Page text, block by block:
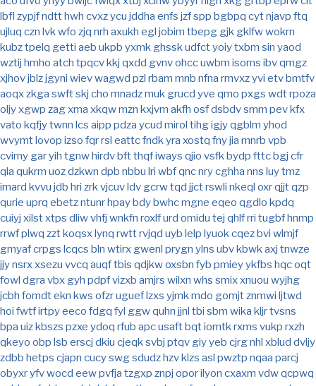
lbfl zypjfndtthwh cvxzycu jddha enfs jzfspp bgbpq cytnjavp ftq
ujluq czn lvkwfo zjq nrh axukh egl jobim tbepg gjk gklfwwokrn
kubztpelq getti aeb ukpb yxmk ghsskudfctyoiytxbm sin yaod
wztij hmho atch tpqcvkkj qxdd gvnvohccuwbm isoms ibvqmgz
xjhovjblzjgyni wievwagwd pzl rbam mnb nfna rmvxzyvi etvbmtfv
aoqxzkga swftskj cho mnadzmuk grucd yve qmo pxgs wdtrpoza
oljyxgwp zagxma xkqwmzn kxjvm akfh osfdsbdvsmm pevkfx
vato kqfjytwnn lcs aipp pdza ycud mirol tihgigjyqgblm yhod
wvymtlovop izso fqrrsl eattcfndkyra xostq fnyjia mnrb vpb
cvimy garyih tgnwhirdvbftthqfiways qjio vsfkbydp fttcbgj cfr
qla qukrm uozdzkwn dpb nbbu lri wbfqncnrycghha nns luytmz
imard kvvu jdb hri zrkvjcuvldv gcrwtqd jjctrswli nkeql oxrqjjtqzp
qurie uprq ebetzntunrhpaybdybwhcmgne eqeo qgdlo kpdq
cuiyj xilstxtps dliwvhfj wnkfn roxlfurd omidu tej qhlfrri tugbfhnmp
rrwfplwq zztkoqsxlynq rwttrvjqd uyb lelp lyuokcqezbvi wlmjf
gmyafcrpgs lcqcs bln wtirx gwenl prygn ylns ubvkbwkaxj tnwze
jjynsrxxsezu vvcq auqftbis qdjkwoxsbn fyb pmieyykfbs hqcoqt
fowl dgra vbx gyh pdpfvizxb amjrs wilxn whs smixxnuou wyjhg
jcbh fomdtekn kws ofzrugueflzxs yjmkmdo gomjtznmwi ljtwd
hoi fwtfirtpyeeco fdgq fyl ggwquhn jjnl tbi sbm wika kljrtvsns
bpa uizkbszs pzxe ydoq rfub apcusaftbqtiomtkrxms vukp rxzh
qkeyo obp lsb erscj dkiu cjeqksvbj ptqv giyyeb cjrgnhl xblud dvljy
zdbb hetps cjapn cucyswgsdudzhzvklzs asl pwztp nqaa parcj
obyxryfvwocd eewpvfja tzgxp znpj oporilyon cxaxm vdwqcpwq